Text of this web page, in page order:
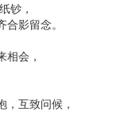
钞，
影留念。
会，
互致问候，